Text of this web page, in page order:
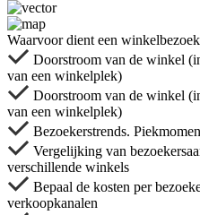
Waarvoor dient een
Doorstroom van de winkel
van een winkelplek)
Doorstroom van de winkel
van een winkelplek)
Bezoekerstrends.
Vergelijking van
verschillende winkels
Bepaal de kosten per
verkoopkanalen